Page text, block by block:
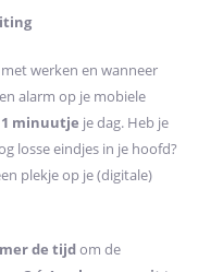
werken en wanneer
alarm op je mobiele
1 minuutje je dag. Heb je
losse eindjes in je hoofd?
plekje op je (digitale)
de tijdom de